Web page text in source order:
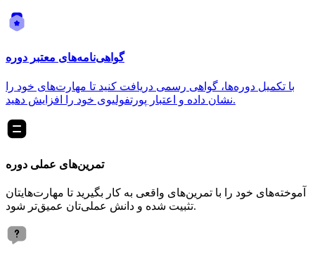
گواهی‌نامه‌های معتبر دوره
با تکمیل دوره‌ها، گواهی رسمی دریافت کنید تا مهارت‌های خود را
نشان داده و اعتبار پورتفولیوی خود را افزایش دهید.
تمرین‌های عملی دوره
آموخته‌های خود را با تمرین‌های واقعی به کار بگیرید تا مهارت‌هایتان
تثبیت شده و دانش عملی‌تان عمیق‌تر شود.